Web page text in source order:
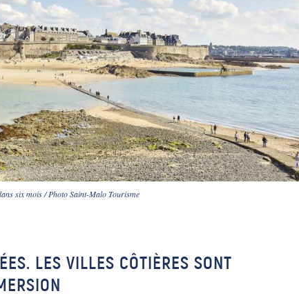
six mois / Photo Saint-Malo Tourisme
LES VILLES CÔTIÈRES SONT